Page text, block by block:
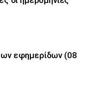
εφημερίδων (08